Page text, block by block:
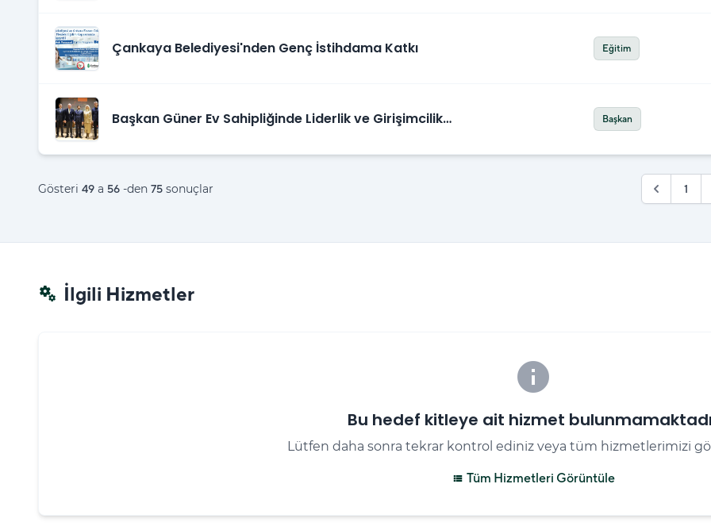
Çankaya Belediyesi'nden Genç İstihdama Katkı Eğitim
Başkan Güner Ev Sahipliğinde Liderlik ve Girişimcilik
Başkan
Gösteri 49 a 56 -den 75 sonuçlar 1
miscellaneous_services İlgili Hizmetler
info
Bu hedef kitleye ait hizmet
Lütfen daha sonra tekrar kontrol ediniz veya tüm hizmetlerimizi
view_list Tüm Hizmetleri Görüntüle